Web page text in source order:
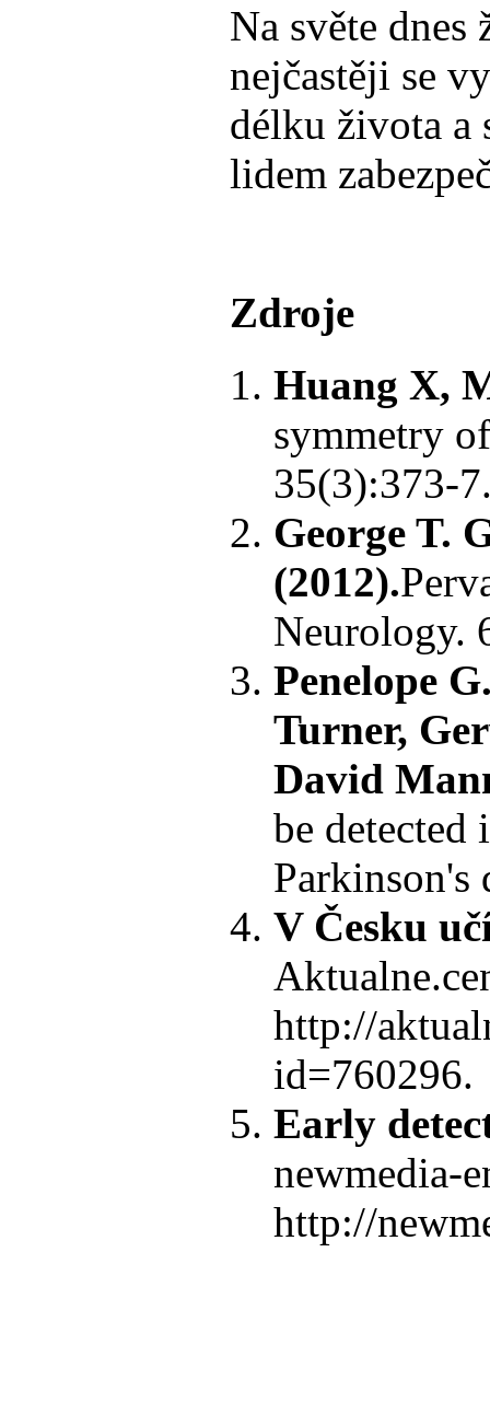
Na světe
nejčastěji se
délku života a
lidem
Zdroje
Huang X,
symmetry
35(3):373-
George T.
(2012).
Neurology.
Penelope
Turner,
David
be
Parkinson's
V Česku
http://
id=760296.
Early
newmedia-
http://